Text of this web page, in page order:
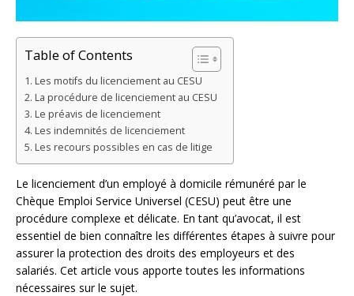
Table of Contents
Les motifs du licenciement au CESU
La procédure de licenciement au CESU
Le préavis de licenciement
Les indemnités de licenciement
Les recours possibles en cas de litige
Le licenciement d’un employé à domicile rémunéré par le
Chèque Emploi Service Universel (CESU) peut être une
procédure complexe et délicate. En tant qu’avocat, il est
essentiel de bien connaître les différentes étapes à suivre pour
assurer la protection des droits des employeurs et des
salariés. Cet article vous apporte toutes les informations
nécessaires sur le sujet.